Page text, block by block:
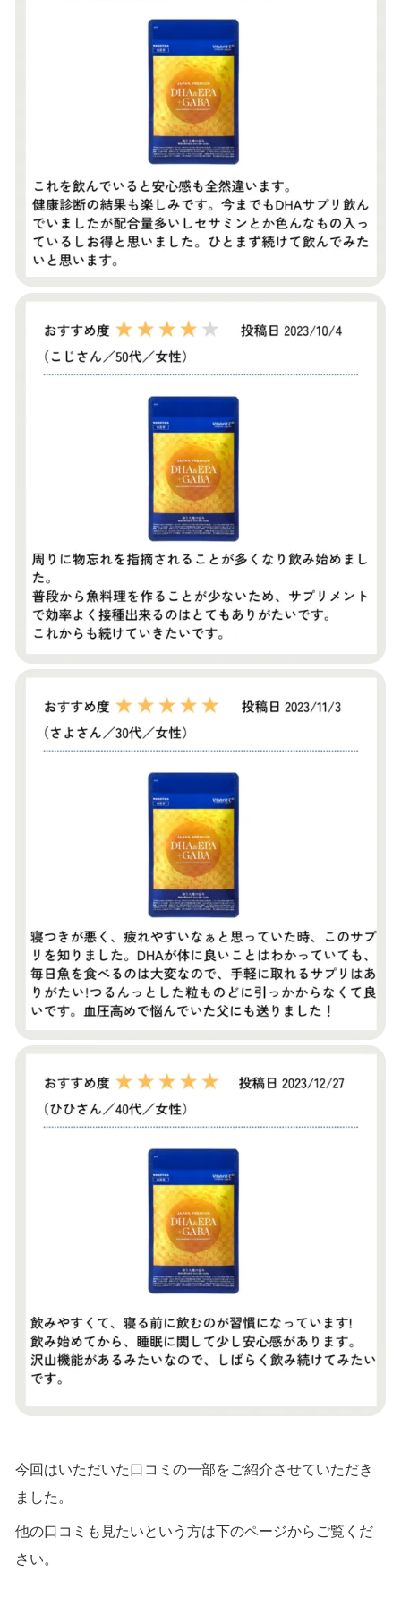
今回はいただいた口コミの一部をご紹介させていただき
ました。
他の口コミも見たいという方は下のページからご覧くだ
さい。